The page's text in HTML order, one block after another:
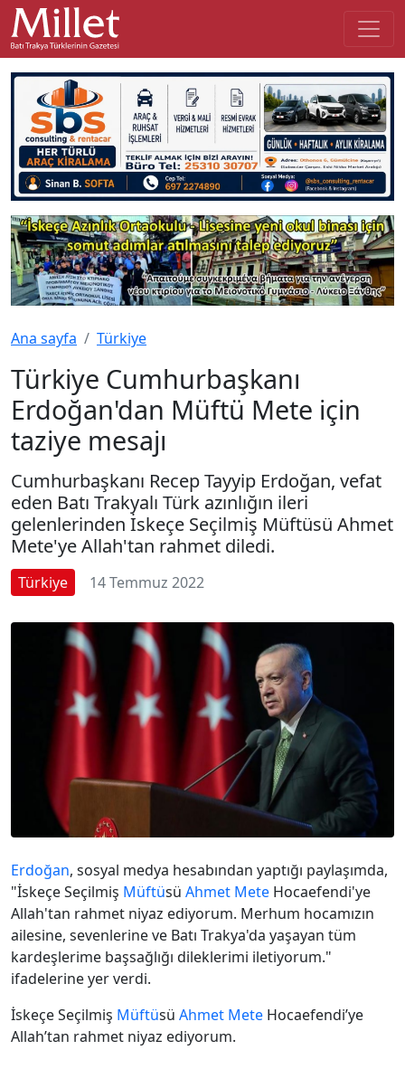
Ana sayfa Türkiye
Türkiye Cumhurbaşkanı
Erdoğan'dan Müftü Mete için
taziye mesajı
Cumhurbaşkanı Recep Tayyip Erdoğan, vefat
eden Batı Trakyalı Türk azınlığın ileri
gelenlerinden İskeçe Seçilmiş Müftüsü Ahmet
Mete'ye Allah'tan rahmet diledi.
Türkiye 14 Temmuz 2022
Erdoğan, sosyal medya hesabından yaptığı paylaşımda,
"İskeçe Seçilmiş Müftüsü Ahmet Mete Hocaefendi'ye
Allah'tan rahmet niyaz ediyorum. Merhum hocamızın
ailesine, sevenlerine ve Batı Trakya'da yaşayan tüm
kardeşlerime başsağlığı dileklerimi iletiyorum."
ifadelerine yer verdi.
İskeçe Seçilmiş Müftüsü Ahmet Mete Hocaefendi’ye
Allah’tan rahmet niyaz ediyorum.